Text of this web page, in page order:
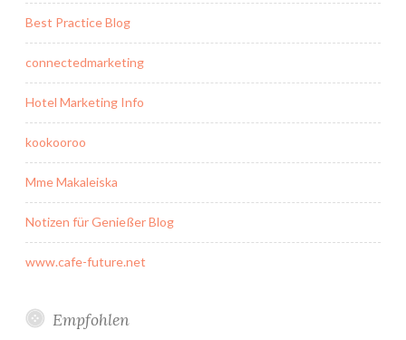
Best Practice Blog
connectedmarketing
Hotel Marketing Info
kookooroo
Mme Makaleiska
Notizen für Genießer Blog
www.cafe-future.net
Empfohlen